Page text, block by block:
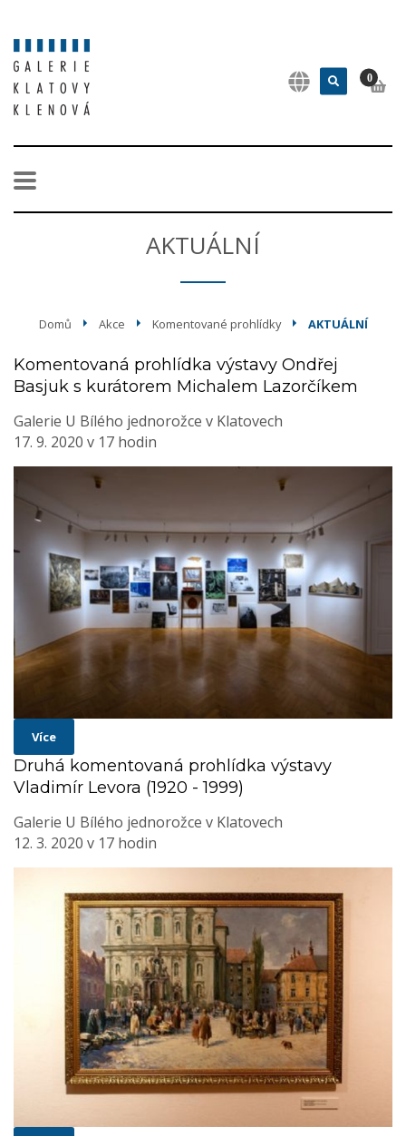
0
AKTUÁLNÍ
Domů Akce Komentované prohlídky AKTUÁLNÍ
Komentovaná prohlídka výstavy Ondřej
Basjuk s kurátorem Michalem Lazorčíkem
Galerie U Bílého jednorožce v Klatovech
17. 9. 2020 v 17 hodin
Více
Druhá komentovaná prohlídka výstavy
Vladimír Levora (1920 - 1999)
Galerie U Bílého jednorožce v Klatovech
12. 3. 2020 v 17 hodin